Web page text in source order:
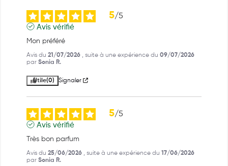
5/5
Avis vérifié
Mon préféré
Avis du 21/07/2026 , suite à une expérience du 09/07/2026
par Sonia R.
Utile(0) Signaler
5/5
Avis vérifié
Très bon parfum
Avis du 25/06/2026 , suite à une expérience du 17/06/2026
par Sonia R.